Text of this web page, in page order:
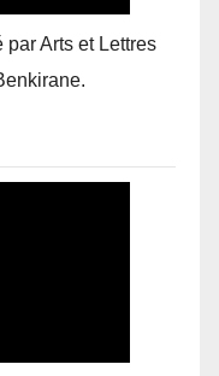
Arts et Lettres